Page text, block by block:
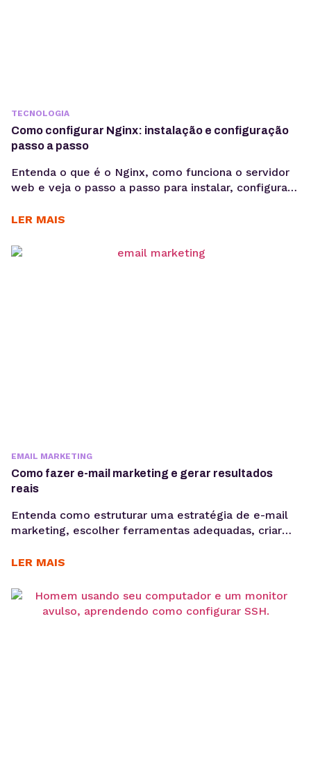
TECNOLOGIA
Como configurar Nginx: instalação e configuração
passo a passo
Entenda o que é o Nginx, como funciona o servidor
web e veja o passo a passo para instalar, configurar
Aprender como configurar Nginx é um passo
sites em produção com mais desempenho e
LER MAIS
EMAIL MARKETING
Como fazer e-mail marketing e gerar resultados
reais
Entenda como estruturar uma estratégia de e-mail
marketing, escolher ferramentas adequadas, criar
métricas como taxa de abertura e CTR para evoluir
e-mail marketing continua sendo uma das
habilidades mais importantes para empresas que
LER MAIS